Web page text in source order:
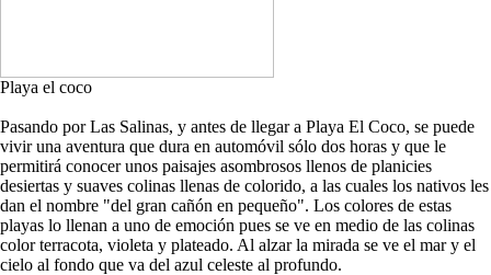
Playa el coco
Pasando por Las Salinas, y antes de llegar a Playa El Coco, se puede
vivir una aventura que dura en automóvil sólo dos horas y que le
permitirá conocer unos paisajes asombrosos llenos de planicies
desiertas y suaves colinas llenas de colorido, a las cuales los nativos les
dan el nombre "del gran cañón en pequeño". Los colores de estas
playas lo llenan a uno de emoción pues se ve en medio de las colinas
color terracota, violeta y plateado. Al alzar la mirada se ve el mar y el
cielo al fondo que va del azul celeste al profundo.